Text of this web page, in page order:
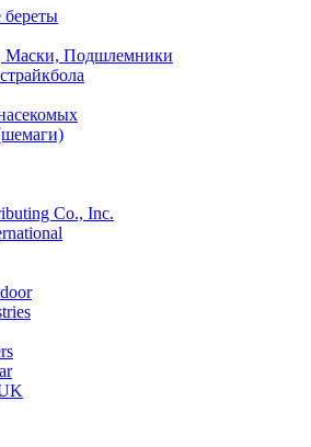
Маски, Подшлемники
Co., Inc.